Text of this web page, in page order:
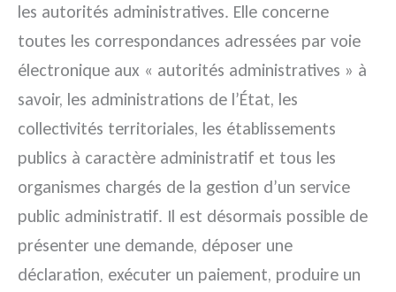
les autorités administratives. Elle concerne
toutes les correspondances adressées par voie
électronique aux « autorités administratives » à
savoir, les administrations de l’État, les
collectivités territoriales, les établissements
publics à caractère administratif et tous les
organismes chargés de la gestion d’un service
public administratif. Il est désormais possible de
présenter une demande, déposer une
déclaration, exécuter un paiement, produire un